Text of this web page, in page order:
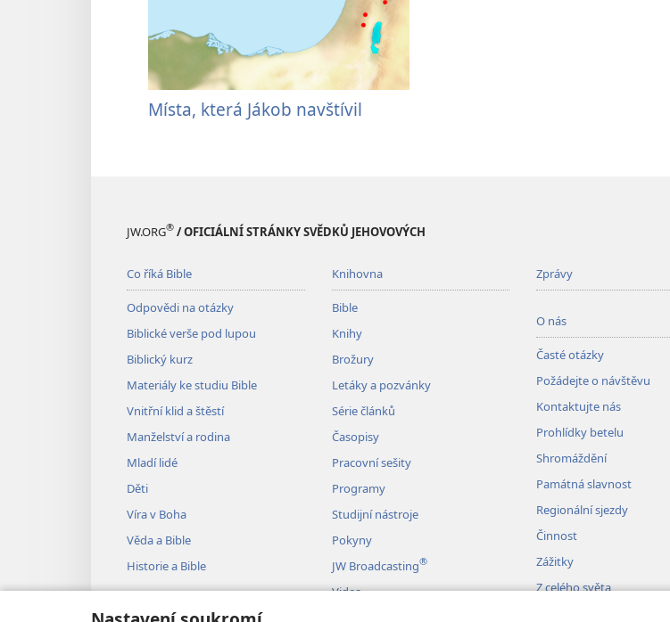
Místa, která Jákob navštívil
JW.ORG® / OFICIÁLNÍ STRÁNKY SVĚDKŮ JEHOVOVÝCH
Co říká Bible
Odpovědi na otázky
Biblické verše pod lupou
Biblický kurz
Materiály ke studiu Bible
Vnitřní klid a štěstí
Manželství a rodina
Mladí lidé
Děti
Víra v Boha
Věda a Bible
Historie a Bible
Knihovna
Bible
Knihy
Brožury
Letáky a pozvánky
Série článků
Časopisy
Pracovní sešity
Programy
Studijní nástroje
Pokyny
JW Broadcasting®
Videa
Zprávy
O nás
Časté otázky
Požádejte o návštěvu
Kontaktujte nás
Prohlídky betelu
Shromáždění
Památná slavnost
Regionální sjezdy
Činnost
Zážitky
Z celého světa